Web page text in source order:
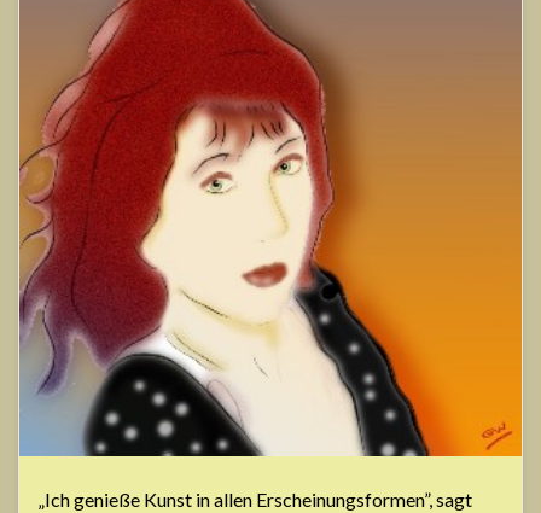
„Ich genieße Kunst in allen Erscheinungsformen”, sagt